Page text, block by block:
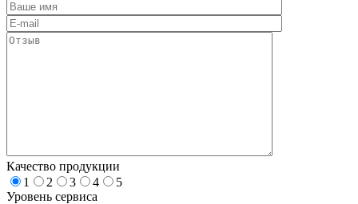
Качество продукции
1
2 3 4
5
Уровень сервиса